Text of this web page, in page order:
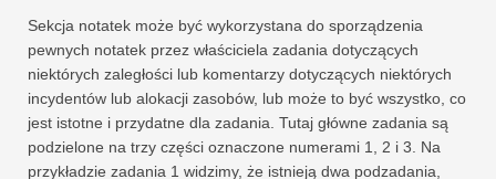
Sekcja notatek może być wykorzystana do sporządzenia
pewnych notatek przez właściciela zadania dotyczących
niektórych zaległości lub komentarzy dotyczących niektórych
incydentów lub alokacji zasobów, lub może to być wszystko, co
jest istotne i przydatne dla zadania. Tutaj główne zadania są
podzielone na trzy części oznaczone numerami 1, 2 i 3. Na
przykładzie zadania 1 widzimy, że istnieją dwa podzadania,